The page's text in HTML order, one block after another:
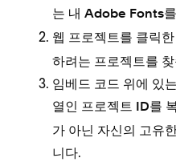
는 내 Adobe Fonts
웹 프로젝트를 클릭
하려는 프로젝트를
임베드 코드 위에 있
열인 프로젝트 ID를
가 아닌 자신의 고유
니다.